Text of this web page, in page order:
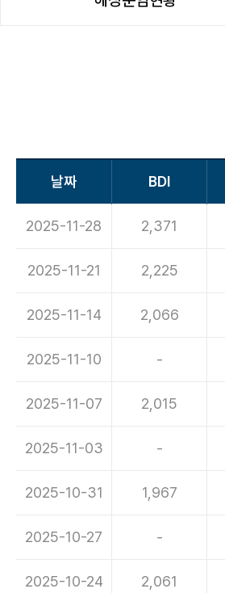
날짜 BDI
2025-11-28 2,371
2025-11-21 2,225
2025-11-14 2,066
2025-11-10 -
2025-11-07 2,015
2025-11-03 -
2025-10-31 1,967
2025-10-27 -
2025-10-24 2,061